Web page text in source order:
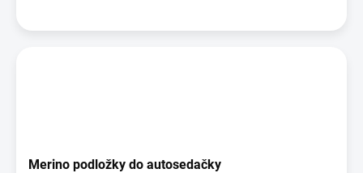
Merino podložky do autosedačky